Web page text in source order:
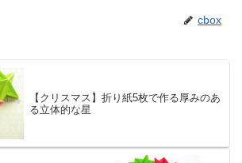
cbox
【クリスマス】折り紙5枚で作る厚みのあ
る立体的な星